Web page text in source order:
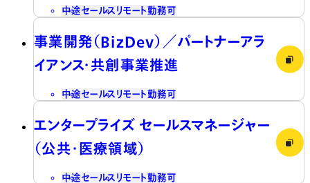
中途セールス リモート勤務可
事業開発（BizDev）／パートナーアラ
イアンス・共創事業推進
中途セールス リモート勤務可
エンタープライズ セールスマネージャー
（公共・医療領域）
中途セールス リモート勤務可